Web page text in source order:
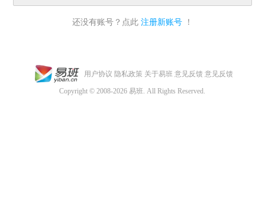
还没有账号？点此 注册新账号 ！
用户协议 隐私政策 关于易班 意见反馈 意见反馈
Copyright © 2008-2026 易班. All Rights Reserved.